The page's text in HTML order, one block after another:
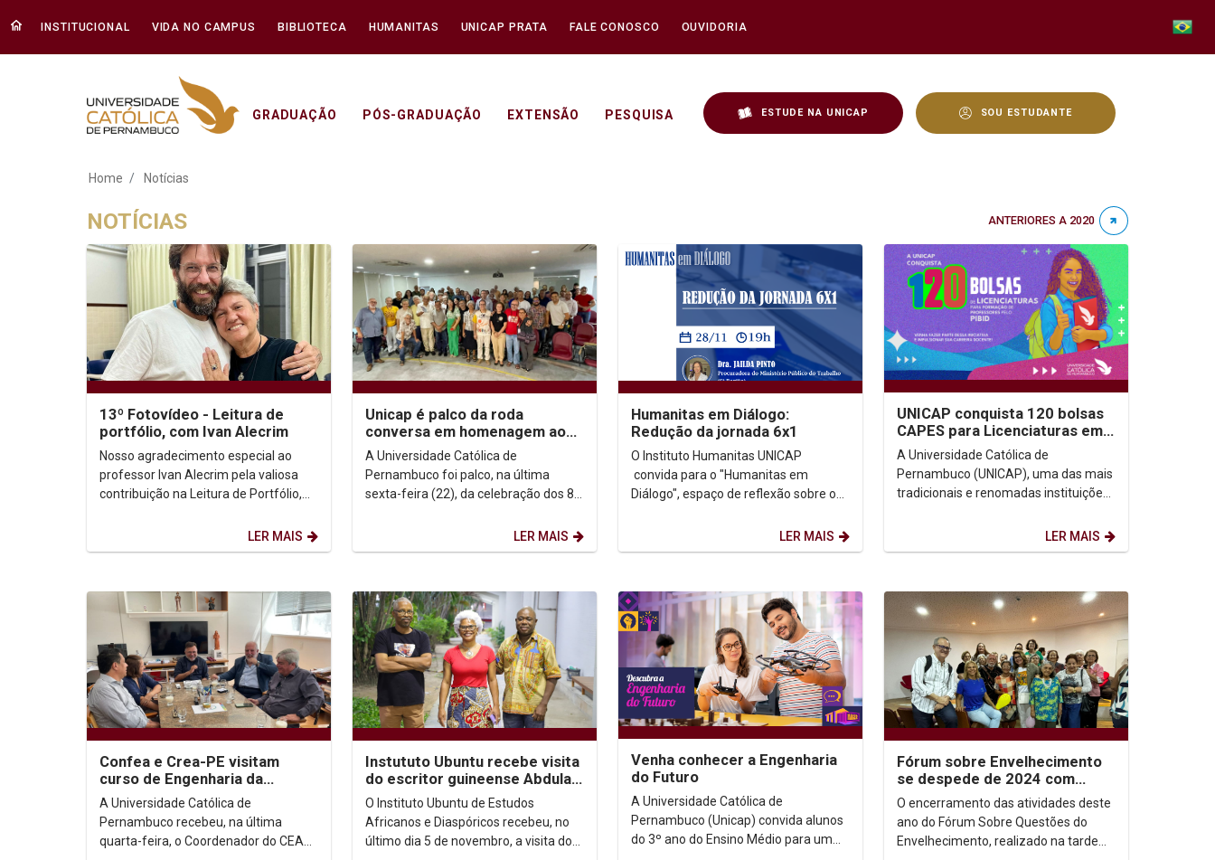
INSTITUCIONAL VIDA NO CAMPUS BIBLIOTECA HUMANITAS UNICAP PRATA FALE CONOSCO OUVIDORIA
GRADUAÇÃO PÓS-GRADUAÇÃO EXTENSÃO PESQUISA ESTUDE NA UNICAP SOU ESTUDANTE
Notícias - Unicap
Home Notícias
NOTÍCIAS ANTERIORES A 2020
13º Fotovídeo - Leitura de
portfólio, com Ivan Alecrim
Nosso agradecimento especial ao
professor Ivan Alecrim pela valiosa
contribuição na Leitura de Portfólio,
LER MAIS
Unicap é palco da roda
conversa em homenagem aos
80 anos de Marcelo Barros e
às Teologias da...
A Universidade Católica de
Pernambuco foi palco, na última
sexta-feira (22), da celebração dos 80
LER MAIS
Humanitas em Diálogo:
Redução da jornada 6x1
O Instituto Humanitas UNICAP
convida para o "Humanitas em
Diálogo", espaço de reflexão sobre os
transversalidade acadêmica....LER MAIS
UNICAP conquista 120 bolsas
CAPES para Licenciaturas em
2025
A Universidade Católica de
Pernambuco (UNICAP), uma das mais
tradicionais e renomadas instituições
passo em seu compromisso...LER MAIS
Confea e Crea-PE visitam
curso de Engenharia da
Complexidade na Unicap
A Universidade Católica de
Pernambuco recebeu, na última
quarta-feira, o Coordenador do CEAP
Instututo Ubuntu recebe visita
do escritor guineense Abdulai
Sila e do professor Arnaldo
Sucuma
O Instituto Ubuntu de Estudos
Africanos e Diaspóricos recebeu, no
último dia 5 de novembro, a visita do
Venha conhecer a Engenharia
do Futuro
A Universidade Católica de
Pernambuco (Unicap) convida alunos
do 3º ano do Ensino Médio para um
Fórum sobre Envelhecimento
se despede de 2024 com
palestra sobre a Felicidade
O encerramento das atividades deste
ano do Fórum Sobre Questões do
Envelhecimento, realizado na tarde